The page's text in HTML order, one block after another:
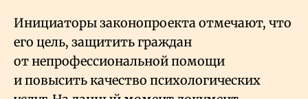
Инициаторы законопроекта отмечают, что
его цель, защитить граждан
от непрофессиональной помощи
и повысить качество психологических